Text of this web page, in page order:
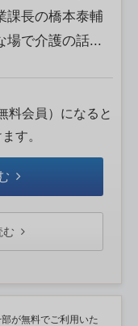
課長の橋本泰輔
場で介護の話...
料会員）になると
す。
む
が無料でご利用いた